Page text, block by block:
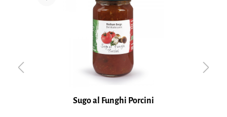
Sugo al Funghi Porcini